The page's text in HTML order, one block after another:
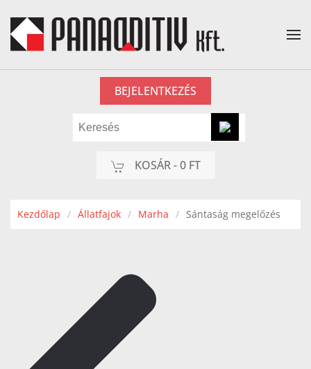
Fő tartalom átugrása
BEJELENTKEZÉS
KOSÁR -0 FT
Kezdőlap Állatfajok Marha Sántaság megelőzés